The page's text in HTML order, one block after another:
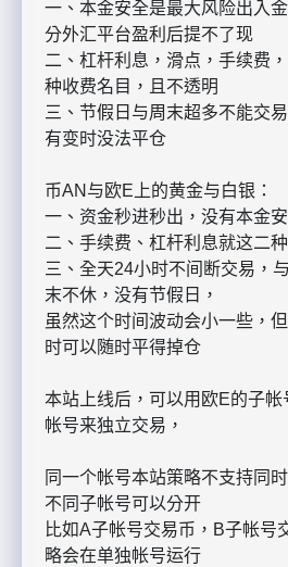
一、本金安全是最大风险出入
分外汇平台盈利后提不了现
二、杠杆利息，滑点，手续费
种收费名目，且不透明
三、节假日与周末超多不能交
有变时没法平仓
币AN与欧E上的黄金与白银：
一、资金秒进秒出，没有本金
二、手续费、杠杆利息就这二
三、全天24小时不间断交易，
末不休，没有节假日，
虽然这个时间波动会小一些，
时可以随时平得掉仓
本站上线后，可以用欧E的子
帐号来独立交易，
同一个帐号本站策略不支持同
不同子帐号可以分开
比如A子帐号交易币，B子帐号
略会在单独帐号运行